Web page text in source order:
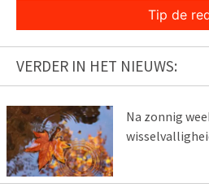
Tip de
VERDER IN HET NIEUWS:
Na zonnig